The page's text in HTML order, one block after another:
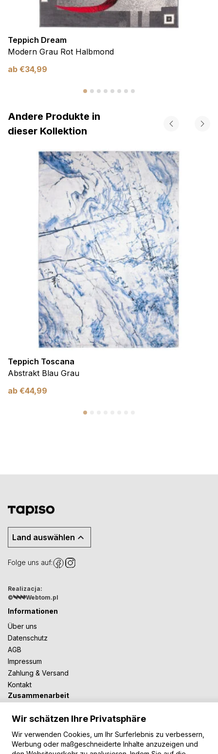
Teppich Dream
Modern Grau Rot Halbmond
ab €34,99
Andere Produkte in
dieser Kollektion
Teppich Toscana
Abstrakt Blau Grau
ab €44,99
Land auswählen
Folge uns auf:
Realizacja:
©
Webtom.pl
Informationen
Über uns
Datenschutz
AGB
Impressum
Zahlung & Versand
Kontakt
Zusammenarbeit
B2B-Zusammenarbeit
Unsere Teppiche
Moderne Teppiche
Wir schätzen Ihre Privatsphäre
Wir verwenden Cookies, um Ihr Surferlebnis zu verbessern,
Werbung oder maßgeschneiderte Inhalte anzuzeigen und